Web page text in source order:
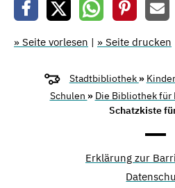
» Seite vorlesen | » Seite drucken
Stadtbibliothek »
Schulen » Die Bibliothek für
Schatzkiste
Erklärung zur